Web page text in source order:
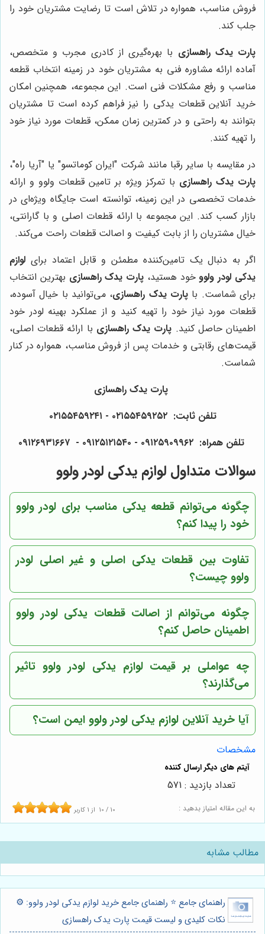
فروش مناسب، همواره در تلاش است تا رضایت مشتریان خود را
جلب کند.
پارت یدک راهسازی با بهره‌گیری از کادری مجرب و متخصص،
آماده ارائه مشاوره فنی به مشتریان خود در زمینه انتخاب قطعه
مناسب و رفع مشکلات فنی است. این مجموعه، همچنین امکان
خرید آنلاین قطعات یدکی را نیز فراهم کرده است تا مشتریان
بتوانند به راحتی و در کمترین زمان ممکن، قطعات مورد نیاز خود
را تهیه کنند.
در مقایسه با سایر رقبا مانند شرکت "ایران کوماتسو" یا "آریا راه"،
پارت یدک راهسازی با تمرکز ویژه بر تامین قطعات ولوو و ارائه
خدمات تخصصی در این زمینه، توانسته است جایگاه ویژه‌ای در
بازار کسب کند. این مجموعه با ارائه قطعات اصلی و با گارانتی،
خیال مشتریان را از بابت کیفیت و اصالت قطعات راحت می‌کند.
اگر به دنبال یک تامین‌کننده مطمئن و قابل اعتماد برای لوازم
یدکی لودر ولووخود هستید، پارت یدک راهسازی بهترین انتخاب
برای شماست. با پارت یدک راهسازی، می‌توانید با خیال آسوده،
قطعات مورد نیاز خود را تهیه کنید و از عملکرد بهینه لودر خود
اطمینان حاصل کنید. پارت یدک راهسازی با ارائه قطعات اصلی،
قیمت‌های رقابتی و خدمات پس از فروش مناسب، همواره در کنار
شماست.
پارت یدک راهسازی
تلفن ثابت: ۰۲۱۵۵۴۵۹۲۵۲ - ۰۲۱۵۵۴۵۹۲۴۱
تلفن همراه: ۰۹۱۲۵۹۰۹۹۶۲ - ۰۹۱۲۵۱۲۱۵۴۰‌‌‌ - ۰۹۱۲۶۹۳۱۶۶۷
سوالات متداول لوازم یدکی لودر ولوو
چگونه می‌توانم قطعه یدکی مناسب برای لودر ولوو
خود را پیدا کنم؟
تفاوت بین قطعات یدکی اصلی و غیر اصلی لودر
ولوو چیست؟
چگونه می‌توانم از اصالت قطعات یدکی لودر ولوو
اطمینان حاصل کنم؟
چه عواملی بر قیمت لوازم یدکی لودر ولوو تاثیر
می‌گذارند؟
آیا خرید آنلاین لوازم یدکی لودر ولوو ایمن است؟
مشخصات
به این مقاله امتیاز بدهید : 10 / 10 از 1 کاربر
تعداد بازدید : 571
مطالب مشابه
راهنمای جامع ⭐️ راهنمای جامع خرید لوازم یدکی لودر ولوو: ⚙️
نکات کلیدی و لیست قیمت پارت یدک راهسازی